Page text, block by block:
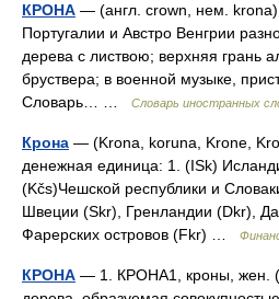
КРОНА — (англ. crown, нем.
Португалии и Австро Венгрии
дерева с листвою; верхняя грань
бруствера; в военной музыке,
Словарь… …
Словарь иностранных
Крона — (Krona, koruna, Krone,
денежная единица: 1. (ISk)
(Kčs)Чешской республики и
Швеции (Skr), Гренландии (Dkr),
Фарерских островов (Fkr) …
КРОНА — 1. КРОНА1, кроны, жен.